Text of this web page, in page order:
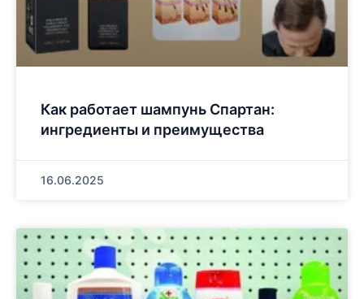
Как работает шампунь Спартан:
ингредиенты и преимущества
16.06.2025